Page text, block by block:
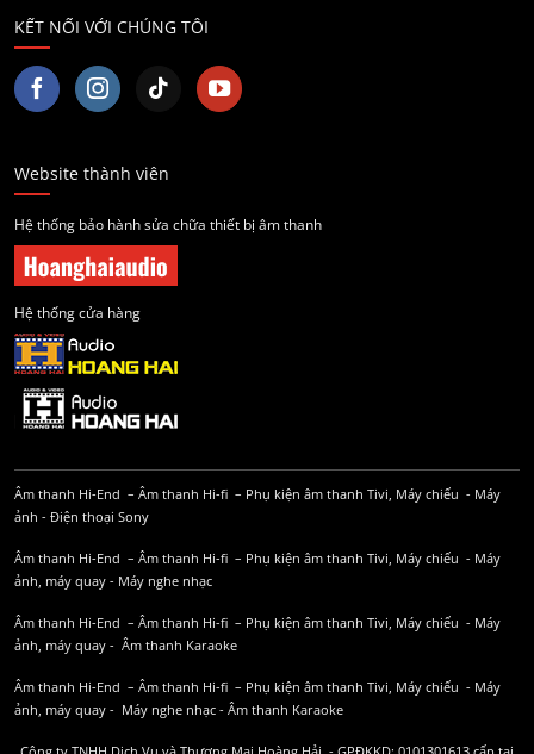
KẾT NỐI VỚI CHÚNG TÔI
Website thành viên
Hệ thống bảo hành sửa chữa thiết bị âm thanh
Hệ thống cửa hàng
Âm thanh Hi-End – Âm thanh Hi-fi – Phụ kiện âm thanh Tivi, Máy chiếu - Máy
ảnh - Điện thoại Sony
Âm thanh Hi-End – Âm thanh Hi-fi – Phụ kiện âm thanh Tivi, Máy chiếu - Máy
ảnh, máy quay - Máy nghe nhạc
Âm thanh Hi-End – Âm thanh Hi-fi – Phụ kiện âm thanh Tivi, Máy chiếu - Máy
ảnh, máy quay - Âm thanh Karaoke
Âm thanh Hi-End – Âm thanh Hi-fi – Phụ kiện âm thanh Tivi, Máy chiếu - Máy
ảnh, máy quay - Máy nghe nhạc - Âm thanh Karaoke
Công ty TNHH Dịch Vụ và Thương Mại Hoàng Hải - GPĐKKD: 0101301613 cấp tại